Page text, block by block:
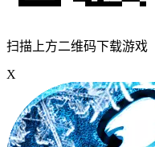
扫描上方二维码下载游戏
X